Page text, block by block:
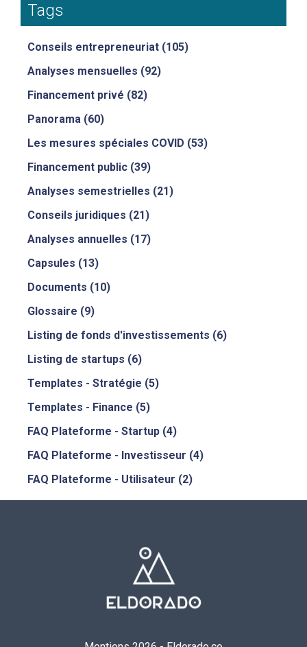
Tags
Conseils entrepreneuriat (105)
Analyses mensuelles (92)
Financement privé (82)
Panorama (60)
Les mesures spéciales COVID (53)
Financement public (39)
Analyses semestrielles (21)
Conseils juridiques (21)
Analyses annuelles (17)
Capsules (13)
Documents (10)
Glossaire (9)
Listing de fonds d'investissements (6)
Listing de startups (6)
Templates - Stratégie (5)
Templates - Finance (5)
FAQ Plateforme - Startup (4)
FAQ Plateforme - Investisseur (4)
FAQ Plateforme - Utilisateur (2)